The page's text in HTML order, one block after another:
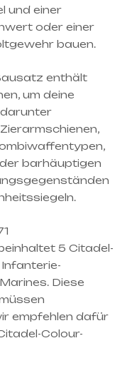
und einer
oder einer
bauen.
enthält
um deine
barhäuptigen
5 Citadel-
Infanterie-
Diese
empfehlen dafür
Colour-